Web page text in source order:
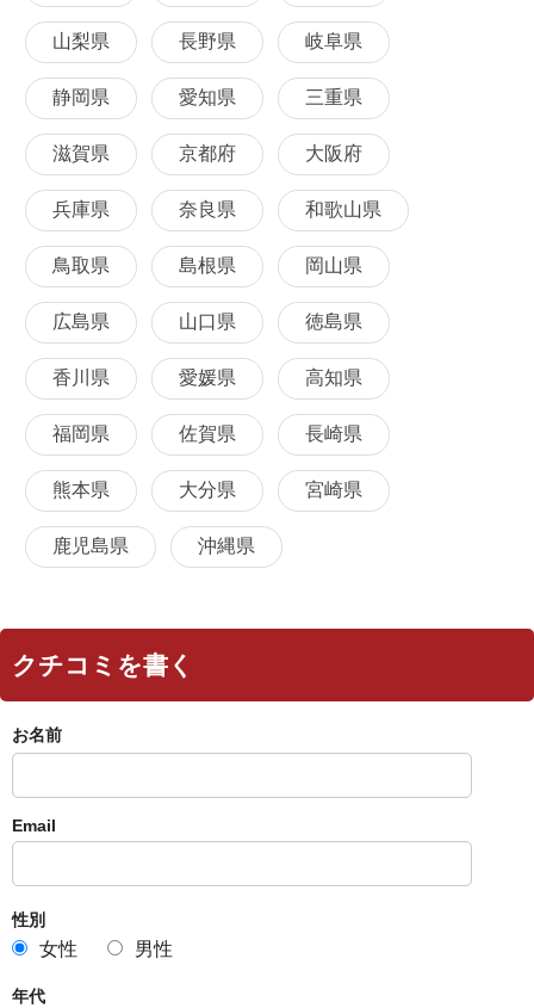
山梨県 長野県 岐阜県
静岡県 愛知県 三重県
滋賀県 京都府 大阪府
兵庫県 奈良県 和歌山県
鳥取県 島根県 岡山県
広島県 山口県 徳島県
香川県 愛媛県 高知県
福岡県 佐賀県 長崎県
熊本県 大分県 宮崎県
鹿児島県 沖縄県
クチコミを書く
お名前
Email
性別
女性 男性
年代